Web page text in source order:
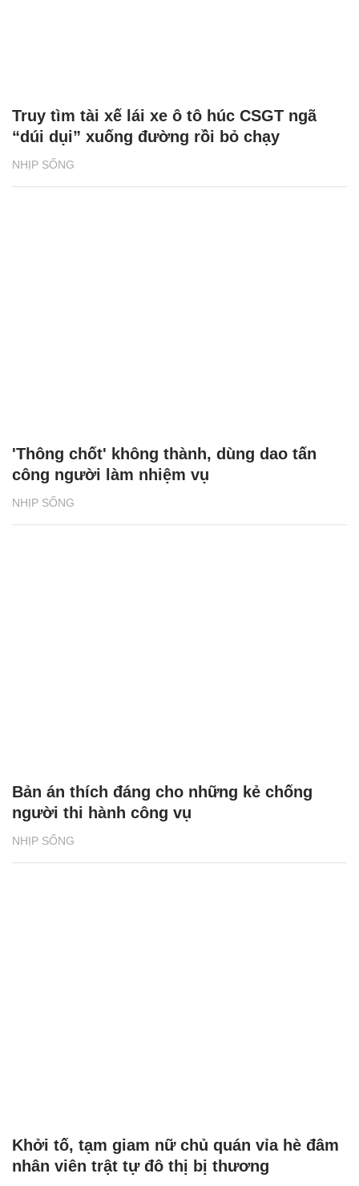
NHỊP SỐNG
Truy tìm tài xế lái xe ô tô húc CSGT ngã
“dúi dụi” xuống đường rồi bỏ chạy
NHỊP SỐNG
'Thông chốt' không thành, dùng dao tấn
công người làm nhiệm vụ
NHỊP SỐNG
Bản án thích đáng cho những kẻ chống
người thi hành công vụ
Khởi tố, tạm giam nữ chủ quán vỉa hè đâm
nhân viên trật tự đô thị bị thương